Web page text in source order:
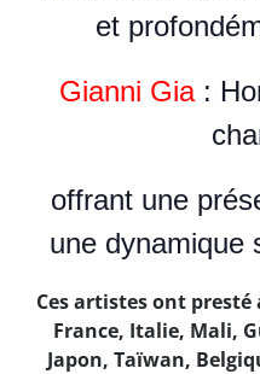
et
Gianni Gia:
offrant une
une dynamique
Ces artistes ont
France, Italie, Mali,
Japon, Taïwan,